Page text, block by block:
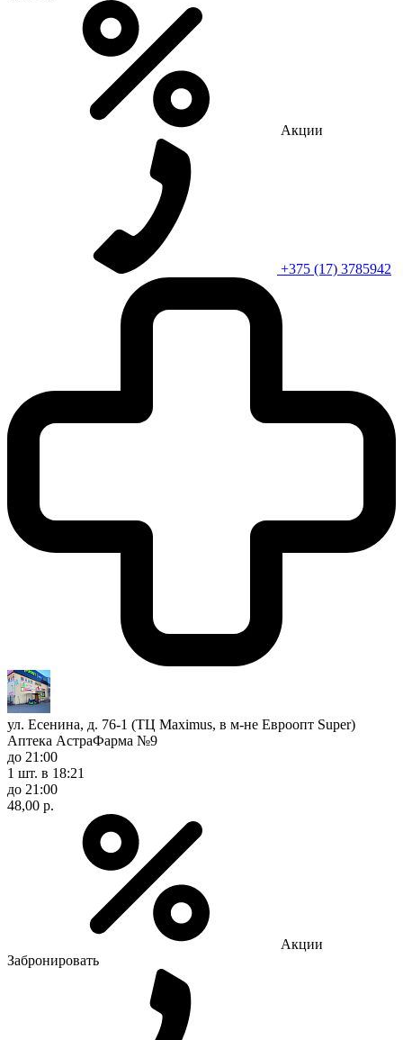
Акции
+375 (17) 3785942
ул. Есенина, д. 76-1 (ТЦ Maximus, в м-не Евроопт Super)
Аптека АстраФарма №9
до 21:00
1 шт. в 18:21
до 21:00
48,00 р.
Акции
Забронировать